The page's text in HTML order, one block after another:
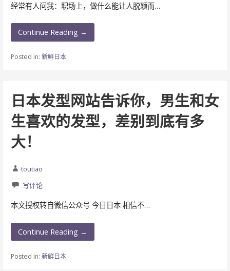
经常有人问我：职场上，做什么能让人脱颖而…
Continue Reading →
Posted in: 新鲜日本
日本发型网站告诉你，男生和女
生喜欢的发型，差别到底有多
大！
toutiao
写评论
本文授权转自微信公众号 今日日本 相信不…
Continue Reading →
Posted in: 新鲜日本